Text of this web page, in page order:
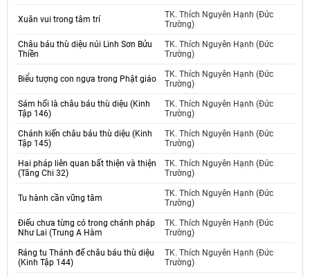
Xuân vui trong tâm trí
TK. Thích Nguyên Hạnh (Đức
Trường)
Châu báu thù diệu núi Linh Sơn Bửu
Thiền
TK. Thích Nguyên Hạnh (Đức
Trường)
Biểu tượng con ngựa trong Phật giáo
TK. Thích Nguyên Hạnh (Đức
Trường)
Sám hối là châu báu thù diệu (Kinh
Tập 146)
TK. Thích Nguyên Hạnh (Đức
Trường)
Chánh kiến châu báu thù diệu (Kinh
Tập 145)
TK. Thích Nguyên Hạnh (Đức
Trường)
Hai pháp liên quan bất thiện và thiện
(Tăng Chi 32)
TK. Thích Nguyên Hạnh (Đức
Trường)
Tu hành cần vững tâm
TK. Thích Nguyên Hạnh (Đức
Trường)
Điếu chưa từng có trong chánh pháp
Như Lai (Trung A Hàm
TK. Thích Nguyên Hạnh (Đức
Trường)
Ráng tu Thánh đế châu báu thù diệu
(Kinh Tập 144)
TK. Thích Nguyên Hạnh (Đức
Trường)